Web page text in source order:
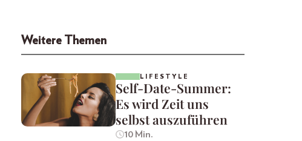
Weitere Themen
LIFESTYLE
Self-Date-Summer:
Es wird Zeit uns
selbst auszuführen
10 Min.